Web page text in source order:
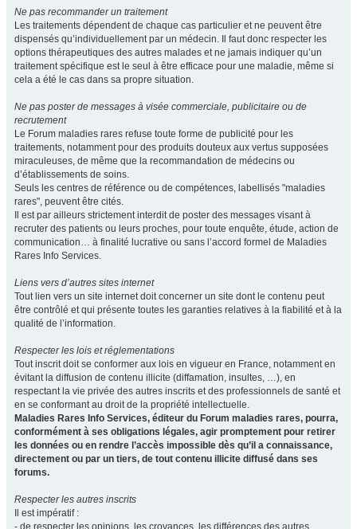
Ne pas recommander un traitement
Les traitements dépendent de chaque cas particulier et ne peuvent être
dispensés qu’individuellement par un médecin. Il faut donc respecter les
options thérapeutiques des autres malades et ne jamais indiquer qu’un
traitement spécifique est le seul à être efficace pour une maladie, même si
cela a été le cas dans sa propre situation.
Ne pas poster de messages à visée commerciale, publicitaire ou de
recrutement
Le Forum maladies rares refuse toute forme de publicité pour les
traitements, notamment pour des produits douteux aux vertus supposées
miraculeuses, de même que la recommandation de médecins ou
d’établissements de soins.
Seuls les centres de référence ou de compétences, labellisés "maladies
rares", peuvent être cités.
Il est par ailleurs strictement interdit de poster des messages visant à
recruter des patients ou leurs proches, pour toute enquête, étude, action de
communication… à finalité lucrative ou sans l’accord formel de Maladies
Rares Info Services.
Liens vers d’autres sites internet
Tout lien vers un site internet doit concerner un site dont le contenu peut
être contrôlé et qui présente toutes les garanties relatives à la fiabilité et à la
qualité de l’information.
Respecter les lois et réglementations
Tout inscrit doit se conformer aux lois en vigueur en France, notamment en
évitant la diffusion de contenu illicite (diffamation, insultes, …), en
respectant la vie privée des autres inscrits et des professionnels de santé et
en se conformant au droit de la propriété intellectuelle.
Maladies Rares Info Services, éditeur du Forum maladies rares, pourra,
conformément à ses obligations légales, agir promptement pour retirer
les données ou en rendre l’accès impossible dès qu’il a connaissance,
directement ou par un tiers, de tout contenu illicite diffusé dans ses
forums.
Respecter les autres inscrits
Il est impératif :
- de respecter les opinions, les croyances, les différences des autres